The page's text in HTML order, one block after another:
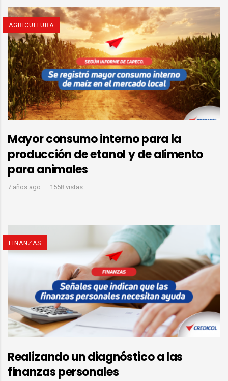
AGRICULTURA
Mayor consumo interno para la
producción de etanol y de alimento
para animales
7 años ago 1558 vistas
FINANZAS
Realizando un diagnóstico a las
finanzas personales